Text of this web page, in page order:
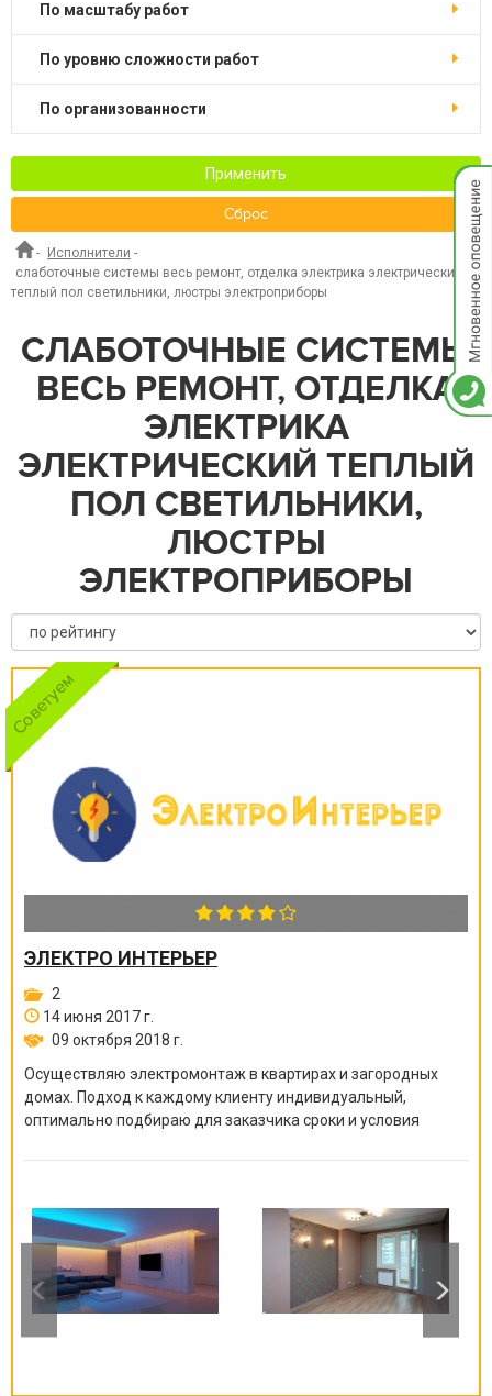
по масштабу работ
по уровню сложности работ
по организованности
Применить
Сброс
- Исполнители -
слаботочные системы весь ремонт, отделка электрика электрический
теплый пол светильники, люстры электроприборы
СЛАБОТОЧНЫЕ СИСТЕМЫ
ВЕСЬ РЕМОНТ, ОТДЕЛКА
ЭЛЕКТРИКА
ЭЛЕКТРИЧЕСКИЙ ТЕПЛЫЙ
ПОЛ СВЕТИЛЬНИКИ,
ЛЮСТРЫ
ЭЛЕКТРОПРИБОРЫ
ЭЛЕКТРО ИНТЕРЬЕР
2
14 июня 2017 г.
09 октября 2018 г.
Осуществляю электромонтаж в квартирах и загородных
домах. Подход к каждому клиенту индивидуальный,
оптимально подбираю для заказчика сроки и условия